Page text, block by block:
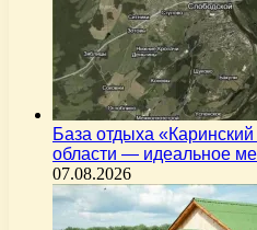
База отдыха
области — идеальное
07.08.2026